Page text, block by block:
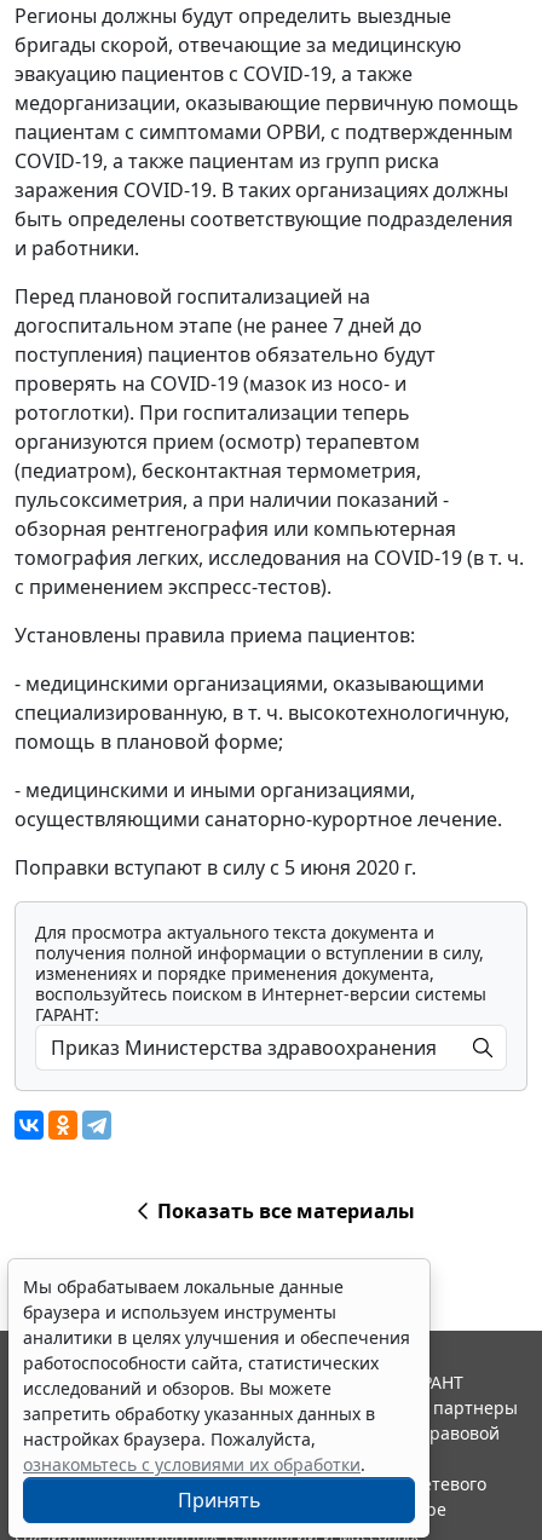
Регионы должны будут определить выездные
бригады скорой, отвечающие за медицинскую
эвакуацию пациентов с COVID-19, а также
медорганизации, оказывающие первичную помощь
пациентам с симптомами ОРВИ, с подтвержденным
COVID-19, а также пациентам из групп риска
заражения COVID-19. В таких организациях должны
быть определены соответствующие подразделения
и работники.
Перед плановой госпитализацией на
догоспитальном этапе (не ранее 7 дней до
поступления) пациентов обязательно будут
проверять на COVID-19 (мазок из носо- и
ротоглотки). При госпитализации теперь
организуются прием (осмотр) терапевтом
(педиатром), бесконтактная термометрия,
пульсоксиметрия, а при наличии показаний -
обзорная рентгенография или компьютерная
томография легких, исследования на COVID-19 (в т. ч.
с применением экспресс-тестов).
Установлены правила приема пациентов:
- медицинскими организациями, оказывающими
специализированную, в т. ч. высокотехнологичную,
помощь в плановой форме;
- медицинскими и иными организациями,
осуществляющими санаторно-курортное лечение.
Поправки вступают в силу с 5 июня 2020 г.
Для просмотра актуального текста документа и
получения полной информации о вступлении в силу,
изменениях и порядке применения документа,
воспользуйтесь поиском в Интернет-версии системы
ГАРАНТ:
Показать все материалы
Мы обрабатываем локальные данные
браузера и используем инструменты
аналитики в целях улучшения и обеспечения
работоспособности сайта, статистических
исследований и обзоров. Вы можете
запретить обработку указанных данных в
настройках браузера. Пожалуйста,
ознакомьтесь с условиями их обработки.
Принять
© ООО "НПП "ГАРАНТ-СЕРВИС", 2026. Система ГАРАНТ
выпускается с 1990 года. Компания "Гарант" и ее партнеры
являются участниками Российской ассоциации правовой
информации ГАРАНТ.
Портал ГАРАНТ.РУ зарегистрирован в качестве сетевого
издания Федеральной службой по надзору в сфере
связи,информационных технологий и массовых